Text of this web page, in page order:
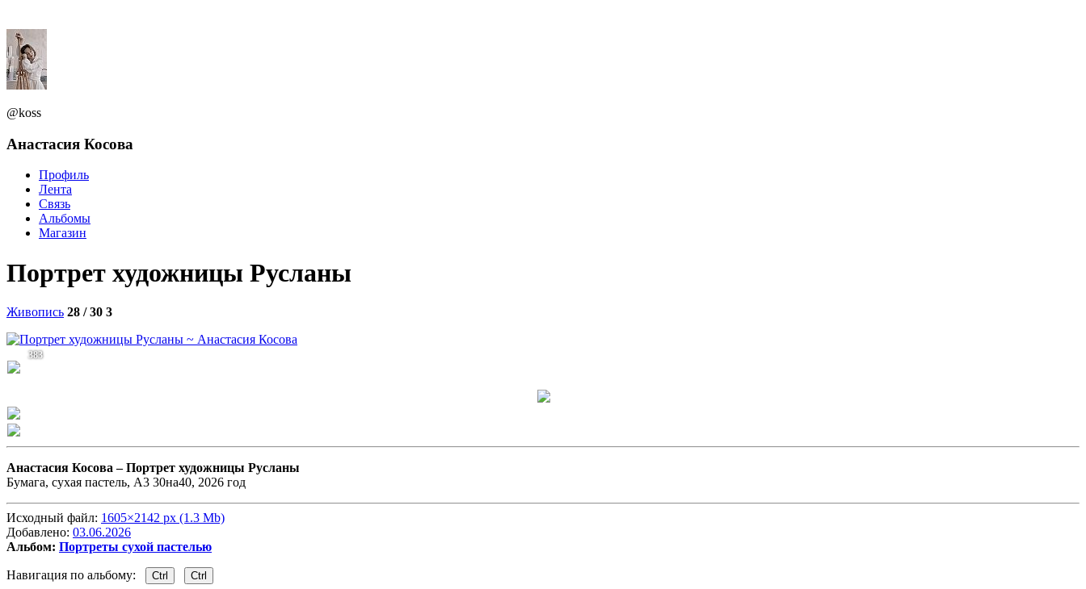
@koss
Анастасия Косова
Профиль
Лента
Связь
Альбомы
Магазин
Портрет художницы Русланы
Живопись 28 / 30 3
383
Анастасия Косова –Портрет художницы Русланы
Бумага, сухая пастель, А3 30на40, 2026 год
Исходный файл: 1605×2142 px (1.3 Mb)
Добавлено: 03.06.2026
Альбом: Портреты сухой пастелью
Навигация по альбому: Ctrl Ctrl